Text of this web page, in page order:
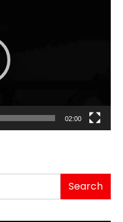
02:00
Search